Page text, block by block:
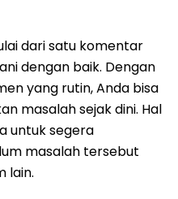
dari satu komentar
dengan baik. Dengan
yang rutin, Anda bisa
masalah sejak dini. Hal
untuk segera
masalah tersebut
lain.